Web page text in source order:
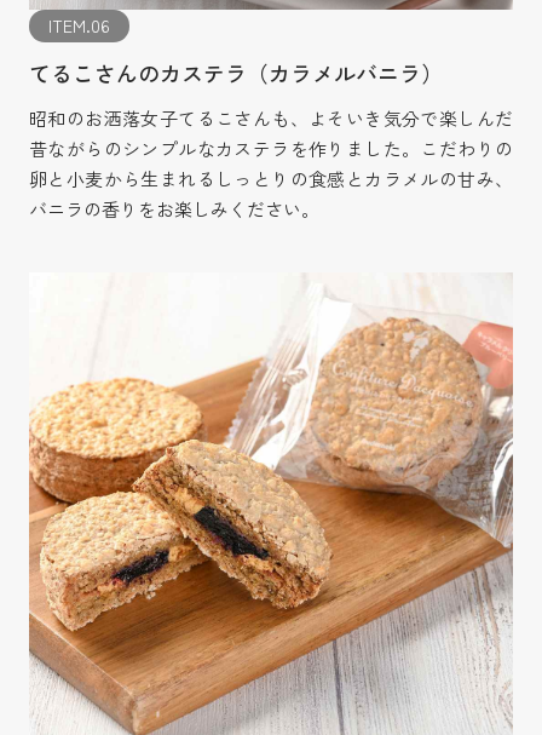
ITEM.06
てるこさんのカステラ（カラメルバニラ）
昭和のお洒落女子てるこさんも、よそいき気分で楽しんだ
昔ながらのシンプルなカステラを作りました。こだわりの
卵と小麦から生まれるしっとりの食感とカラメルの甘み、
バニラの香りをお楽しみください。